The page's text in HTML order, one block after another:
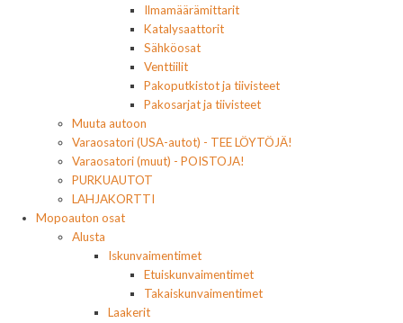
Ilmamäärämittarit
Katalysaattorit
Sähköosat
Venttiilit
Pakoputkistot ja tiivisteet
Pakosarjat ja tiivisteet
Muuta autoon
Varaosatori (USA-autot) - TEE LÖYTÖJÄ!
Varaosatori (muut) - POISTOJA!
PURKUAUTOT
LAHJAKORTTI
Mopoauton osat
Alusta
Iskunvaimentimet
Etuiskunvaimentimet
Takaiskunvaimentimet
Laakerit